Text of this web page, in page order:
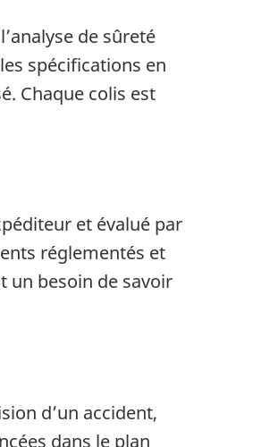
de sûreté
spécifications en
Chaque colis est
et évalué par
réglementés et
un besoin de savoir
d’un accident,
dans le plan